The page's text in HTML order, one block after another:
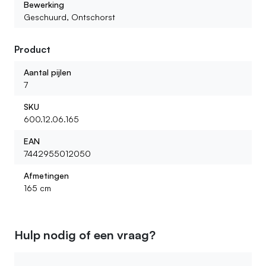
Bewerking
Geschuurd, Ontschorst
Product
Aantal pijlen
7
SKU
600.12.06.165
EAN
7442955012050
Afmetingen
165 cm
Hulp nodig of een vraag?